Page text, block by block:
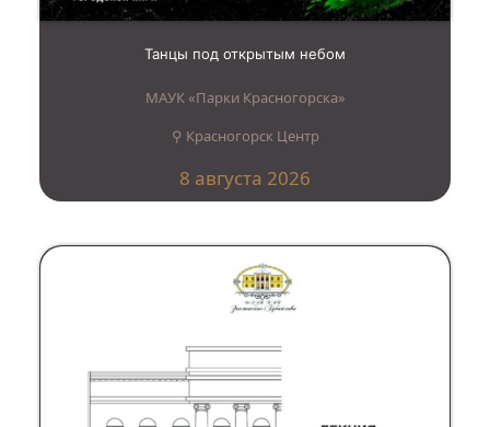
Танцы под открытым небом
МАУК «Парки Красногорска»
⚲ Красногорск Центр
8 августа 2026